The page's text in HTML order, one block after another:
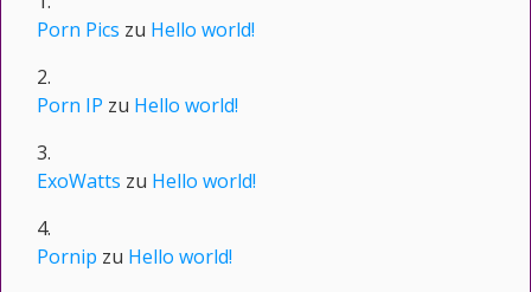
Porn Pics zu Hello world!
Porn IP zu Hello world!
ExoWatts zu Hello world!
Pornip zu Hello world!